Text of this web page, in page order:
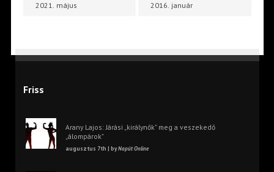
2021. május 2016. január
Friss
Arany Lajos: Járási „királynők” meg a veszekedő
„álompárok”
augusztus 7th | byNapút Online